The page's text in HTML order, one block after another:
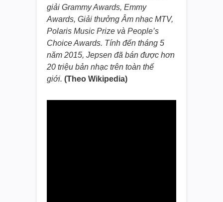
giải Grammy Awards, Emmy
Awards, Giải thưởng Âm nhạc MTV,
Polaris Music Prize và People’s
Choice Awards. Tính đến tháng 5
năm 2015, Jepsen đã bán được hơn
20 triệu bản nhạc trên toàn thế
giới. (Theo Wikipedia)